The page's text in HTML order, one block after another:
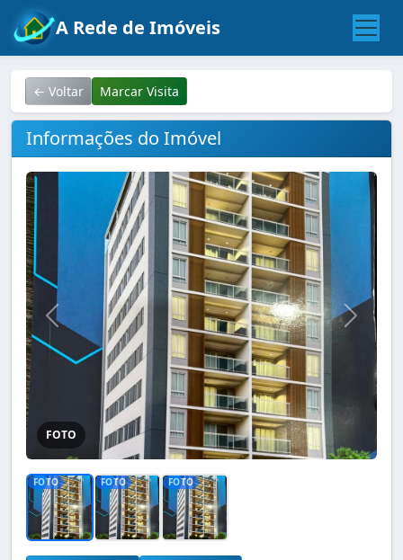
A Rede de Imóveis
← Voltar Marcar Visita
Informações do Imóvel
FOTO
FOTO FOTO FOTO